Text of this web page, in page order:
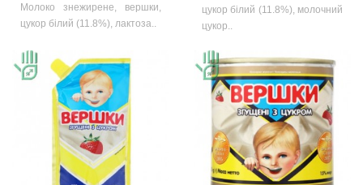
Молоко знежирене, вершки,
цукор білий (11.8%), лактоза..
цукор білий (11.8%), молочний
цукор..